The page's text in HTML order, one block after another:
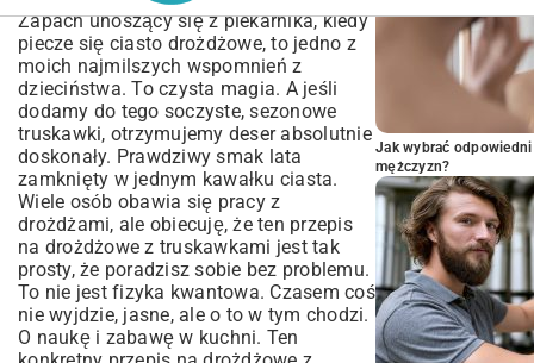
Zapach unoszący się z piekarnika, kiedy
piecze się ciasto drożdżowe, to jedno z
moich najmilszych wspomnień z
dzieciństwa. To czysta magia. A jeśli
dodamy do tego soczyste, sezonowe
truskawki, otrzymujemy deser absolutnie
doskonały. Prawdziwy smak lata
zamknięty w jednym kawałku ciasta.
Wiele osób obawia się pracy z
drożdżami, ale obiecuję, że ten przepis
na drożdżowe z truskawkami jest tak
prosty, że poradzisz sobie bez problemu.
To nie jest fizyka kwantowa. Czasem coś
nie wyjdzie, jasne, ale o to w tym chodzi.
O naukę i zabawę w kuchni. Ten
Jak wybrać
mężczyzn?